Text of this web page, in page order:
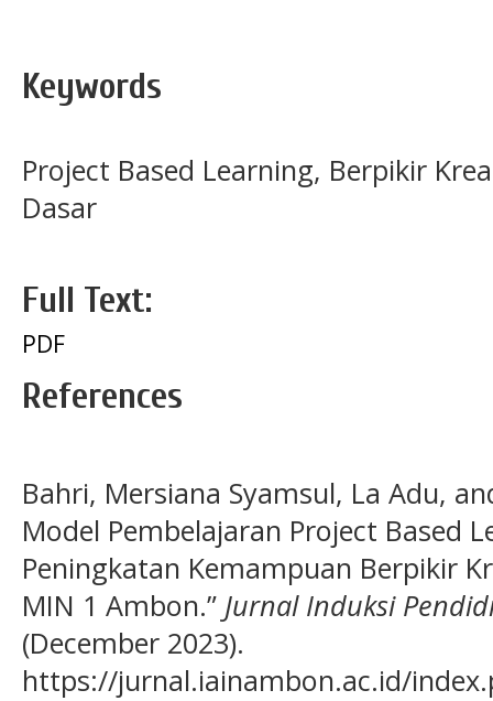
Keywords
Project Based Learning, Berpikir
Dasar
Full Text:
PDF
References
Bahri, Mersiana Syamsul, La Adu,
Model Pembelajaran Project Based
Peningkatan Kemampuan Berpikir
MIN 1 Ambon.” Jurnal Induksi
(December 2023).
https://jurnal.iainambon.ac.id/